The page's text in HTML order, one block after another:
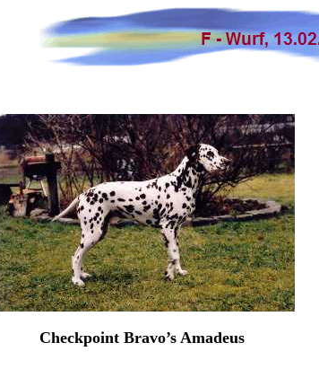
Checkpoint Bravo’s Amadeus